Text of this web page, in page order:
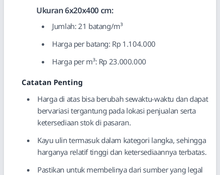
Ukuran 6x20x400 cm:
Jumlah: 21 batang/m³
Harga per batang: Rp 1.104.000
Harga per m³: Rp 23.000.000
Catatan Penting
Harga di atas bisa berubah sewaktu-waktu dan dapat
bervariasi tergantung pada lokasi penjualan serta
ketersediaan stok di pasaran.
Kayu ulin termasuk dalam kategori langka, sehingga
harganya relatif tinggi dan ketersediaannya terbatas.
Pastikan untuk membelinya dari sumber yang legal